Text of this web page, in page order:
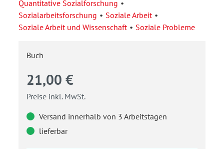
Quantitative Sozialforschung
Sozialarbeitsforschung
Soziale Arbeit
Soziale Arbeit und Wissenschaft
Soziale Probleme
Buch
21,00 €
Preise inkl. MwSt.
Versand innerhalb von 3 Arbeitstagen
lieferbar